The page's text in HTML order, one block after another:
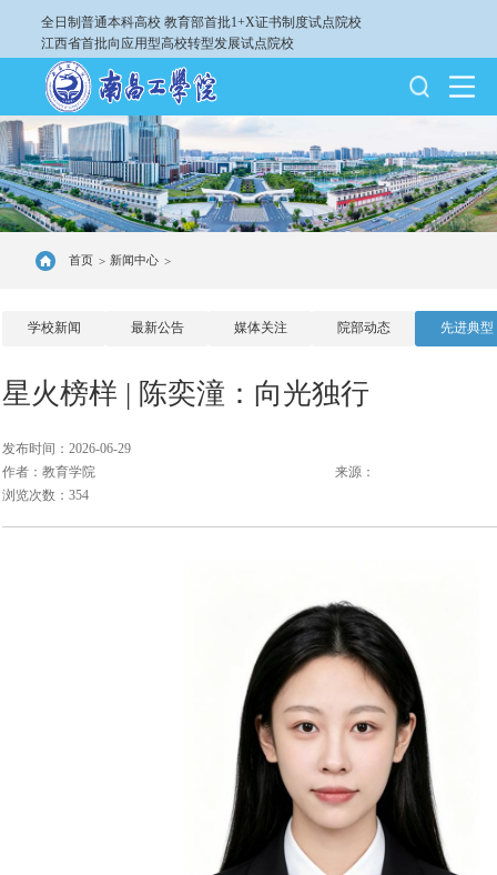
全日制普通本科高校 教育部首批1+X证书制度试点院校
江西省首批向应用型高校转型发展试点院校
首页 > 新闻中心 >
学校新闻 最新公告 媒体关注 院部动态 先进典型
星火榜样 | 陈奕潼：向光独行
发布时间：2026-06-29
作者：教育学院
来源：
浏览次数：354